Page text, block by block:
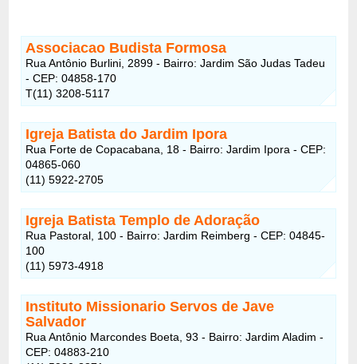
Associacao Budista Formosa
Rua Antônio Burlini, 2899 - Bairro: Jardim São Judas Tadeu
- CEP: 04858-170
T(11) 3208-5117
Igreja Batista do Jardim Ipora
Rua Forte de Copacabana, 18 - Bairro: Jardim Ipora - CEP:
04865-060
(11) 5922-2705
Igreja Batista Templo de Adoração
Rua Pastoral, 100 - Bairro: Jardim Reimberg - CEP: 04845-
100
(11) 5973-4918
Instituto Missionario Servos de Jave
Salvador
Rua Antônio Marcondes Boeta, 93 - Bairro: Jardim Aladim -
CEP: 04883-210